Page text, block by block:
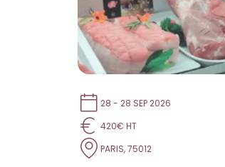
28 - 28 SEP 2026
420€ HT
PARIS, 75012